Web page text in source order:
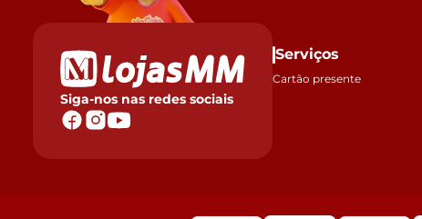
Siga-nos nas redes sociais
Serviços
Cartão presente